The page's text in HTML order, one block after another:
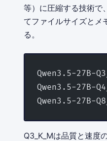
等）に圧縮する技術で
てファイルサイズとメ
る。
Qwen3.5-27B-
Qwen3.5-27B-
Qwen3.5-27B-
Q3_K_Mは品質と速度